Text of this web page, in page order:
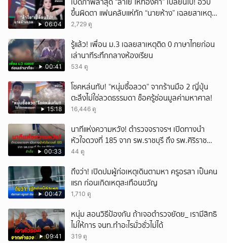
06:04
ขึ้นผิดตา แฟนคลับแห่ทัก “นายห้าง” เฉลยสาเหตุ
ชัด!
2,729 ดู
00:41
รู้แล้ว! เพื่อน ม.3 เฉลยสาเหตุติด 0 ภาษาไทยก่อน
เล่านาทีระทึกกลางห้องเรียน
534 ดู
15:18
โชคหล่นทับ! “หนุ่มซื้อลวด” จากร้านมือ 2 ญี่ปุ่น
ตะลึงไม่ใช่ลวดธรรมดา ช็อครู้ซ่อนมูลค่ามหาศาล!
16,446 ดู
00:33
นาทีแห่งความหวัง! ตำรวจจราจรฯ เปิดทางนำ
หัวใจดวงที่ 185 จาก รพ.ราชบุรี ถึง รพ.ศิริราช
สำเร็จใน 48 นาที
44 ดู
00:47
ถึงว่า! เปิดปมผู้ก่อเหตุเดินตามหา ครูอรสา เป็นคน
แรก ก่อนเกิดเหตุสะเทือนขวัญ
1,710 ดู
09:41
หนุ่ม สอนวิธีป้องกัน ถ้าเจอตำรวจยัดย_ เรามีสิทธิ
ไม่ให้การ จนท.ทำอะไรมั่วซั่วไม่ได้
319 ดู